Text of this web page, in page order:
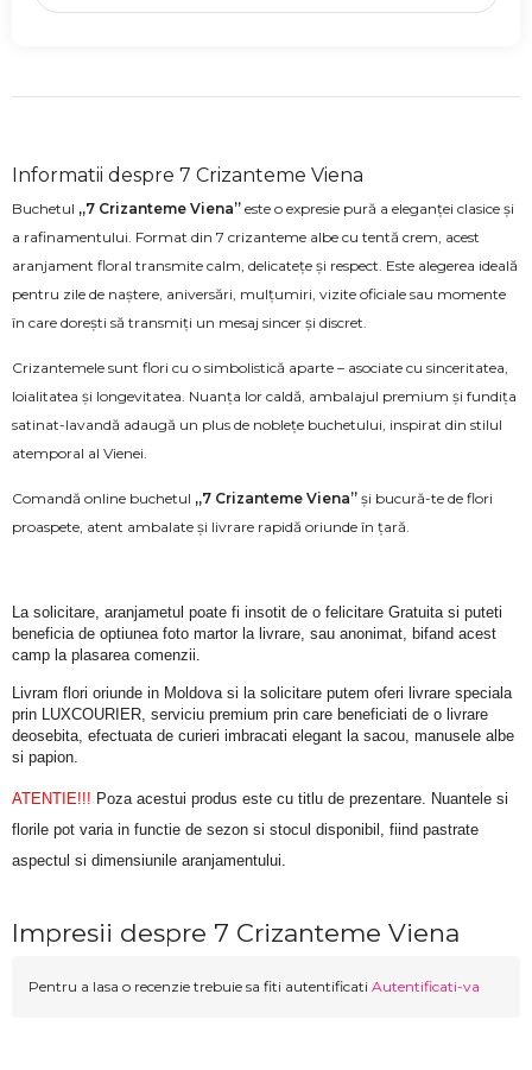
Informatii despre 7 Crizanteme Viena
Buchetul „7 Crizanteme Viena” este o expresie pură a eleganței clasice și
a rafinamentului. Format din 7 crizanteme albe cu tentă crem, acest
aranjament floral transmite calm, delicatețe și respect. Este alegerea ideală
pentru zile de naștere, aniversări, mulțumiri, vizite oficiale sau momente
în care dorești să transmiți un mesaj sincer și discret.
Crizantemele sunt flori cu o simbolistică aparte – asociate cu sinceritatea,
loialitatea și longevitatea. Nuanța lor caldă, ambalajul premium și fundița
satinat-lavandă adaugă un plus de noblețe buchetului, inspirat din stilul
atemporal al Vienei.
Comandă online buchetul „7 Crizanteme Viena” și bucură-te de flori
proaspete, atent ambalate și livrare rapidă oriunde în țară.
La solicitare, aranjametul poate fi insotit de o felicitare Gratuita si puteti
beneficia de optiunea foto martor la livrare, sau anonimat, bifand acest
camp la plasarea comenzii.
Livram flori oriunde in Moldova si la solicitare putem oferi livrare speciala
prin LUXCOURIER, serviciu premium prin care beneficiati de o livrare
deosebita, efectuata de curieri imbracati elegant la sacou, manusele albe
si papion.
ATENTIE!!! Poza acestui produs este cu titlu de prezentare. Nuantele si
florile pot varia in functie de sezon si stocul disponibil, fiind pastrate
aspectul si dimensiunile aranjamentului.
Impresii despre 7 Crizanteme Viena
Pentru a lasa o recenzie trebuie sa fiti autentificati Autentificati-va